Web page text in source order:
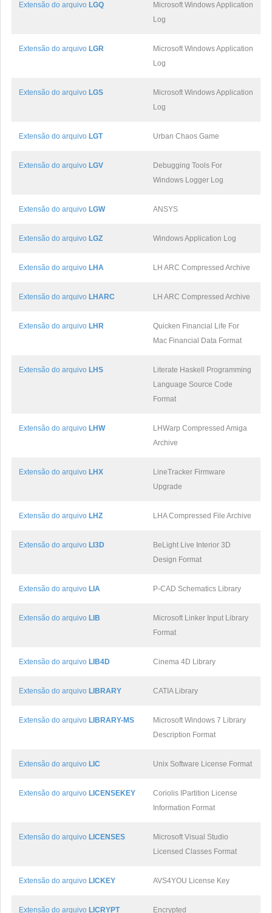
Extensão do arquivo LGQ
Microsoft Windows Application
Log
Extensão do arquivo LGR
Microsoft Windows Application
Log
Extensão do arquivo LGS
Microsoft Windows Application
Log
Extensão do arquivo LGT Urban Chaos Game
Extensão do arquivo LGV
Debugging Tools For
Windows Logger Log
Extensão do arquivo LGW ANSYS
Extensão do arquivo LGZ Windows Application Log
Extensão do arquivo LHA LH ARC Compressed Archive
Extensão do arquivo LHARC LH ARC Compressed Archive
Extensão do arquivo LHR
Quicken Financial Life For
Mac Financial Data Format
Extensão do arquivo LHS
Literate Haskell Programming
Language Source Code
Format
Extensão do arquivo LHW
LHWarp Compressed Amiga
Archive
Extensão do arquivo LHX
LineTracker Firmware
Upgrade
Extensão do arquivo LHZ LHA Compressed File Archive
Extensão do arquivo LI3D
BeLight Live Interior 3D
Design Format
Extensão do arquivo LIA P-CAD Schematics Library
Extensão do arquivo LIB
Microsoft Linker Input Library
Format
Extensão do arquivo LIB4D Cinema 4D Library
Extensão do arquivo LIBRARY CATIA Library
Extensão do arquivo LIBRARY-MS
Microsoft Windows 7 Library
Description Format
Extensão do arquivo LIC Unix Software License Format
Extensão do arquivo LICENSEKEY
Coriolis IPartition License
Information Format
Extensão do arquivo LICENSES
Microsoft Visual Studio
Licensed Classes Format
Extensão do arquivo LICKEY AVS4YOU License Key
Extensão do arquivo LICRYPT Encrypted